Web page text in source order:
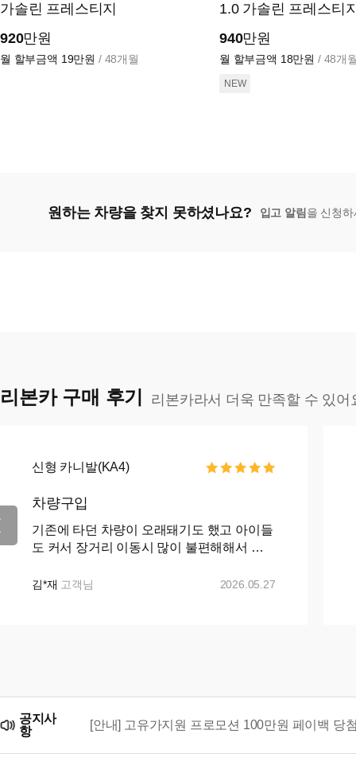
가솔린 프레스티지
920만원
월 할부금액 19만원 / 48개월
1.0 가솔린 프레스티
940만원
월 할부금액 18만원 / 48개
NEW
원하는 차량을 찾지 못하셨나요? 입고 알림 을 신청
리본카 구매 후기 리본카라서 더욱 만족할 수 있어
신형 카니발(KA4)
차량구입
기존에 타던 차량이 오래돼기도 했고 아이들
도 커서 장거리 이동시 많이 불편해해서 카
준히 매물검색 해왔으나 마땅히 가격이나 조
김*재 고객님 2026.05.27
공지사
항
[안내] 고유가지원 프로모션 100만원 페이백 당